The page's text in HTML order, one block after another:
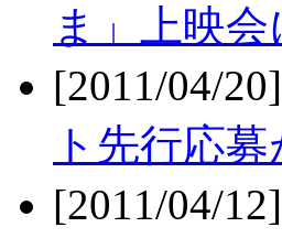
ま」上映
[2011/04/
ト先行応
[2011/04/